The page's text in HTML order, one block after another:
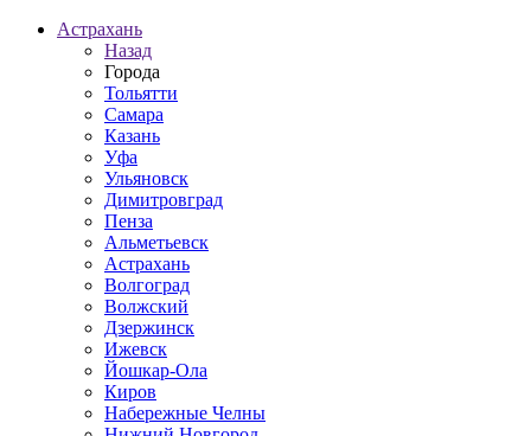
Астрахань
Назад
Города
Тольятти
Самара
Казань
Уфа
Ульяновск
Димитровград
Пенза
Альметьевск
Астрахань
Волгоград
Волжский
Дзержинск
Ижевск
Йошкар-Ола
Киров
Набережные Челны